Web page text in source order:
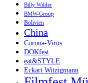
Billy Wilder
BMW-Group
Bolivien
China
Corona-Virus
DOKfest
eat&STYLE
Eckart Witzigmann